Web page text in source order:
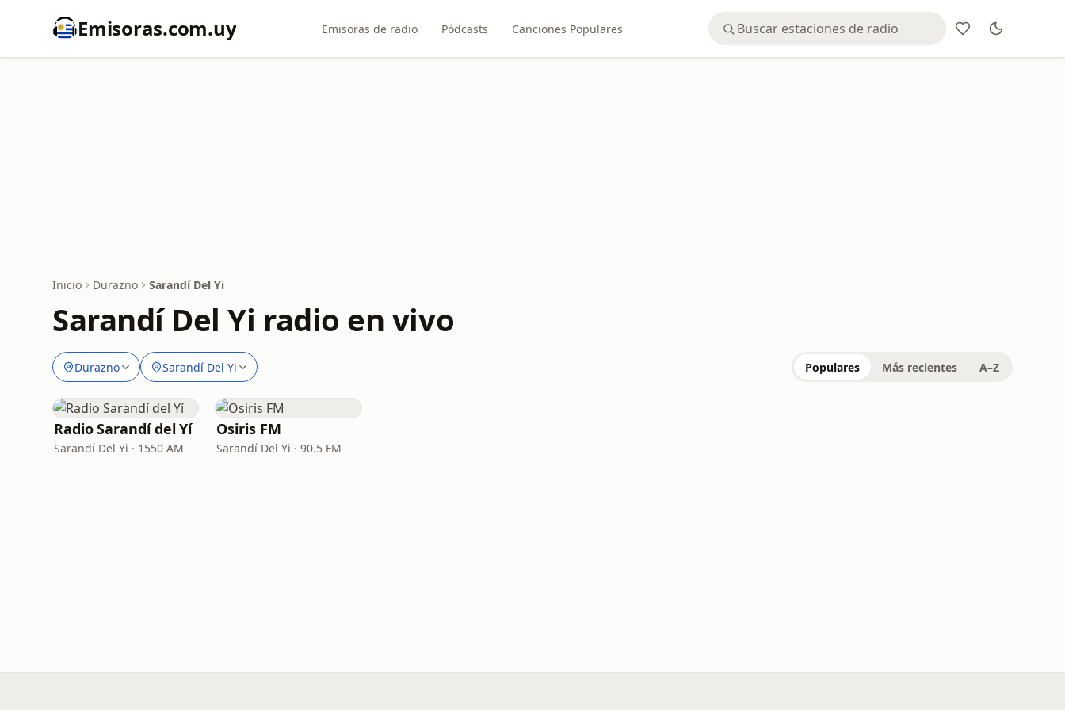
Emisoras.com.uy Emisoras de radio Pódcasts Canciones Populares
Inicio Durazno Sarandí Del Yi
Sarandí Del Yi radio en vivo
Durazno Sarandí Del Yi Populares Más recientes A–Z
Radio Sarandí del Yí
Sarandí Del Yi · 1550 AM
Osiris FM
Sarandí Del Yi · 90.5 FM